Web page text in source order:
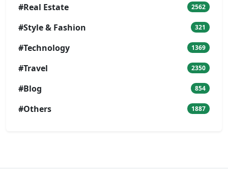
#Real Estate 2562
#Style & Fashion 321
#Technology 1369
#Travel 2350
#Blog 854
#Others 1887